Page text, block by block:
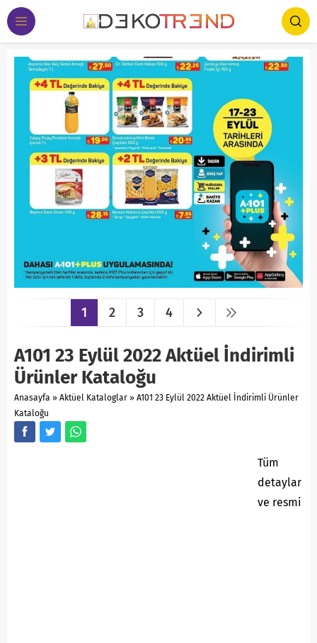
1 2 3 4
A101 23 Eylül 2022 Aktüel İndirimli
Ürünler Kataloğu
Anasayfa » Aktüel Kataloglar » A101 23 Eylül 2022 Aktüel İndirimli Ürünler
Kataloğu
Tüm
detaylar
ve resmi